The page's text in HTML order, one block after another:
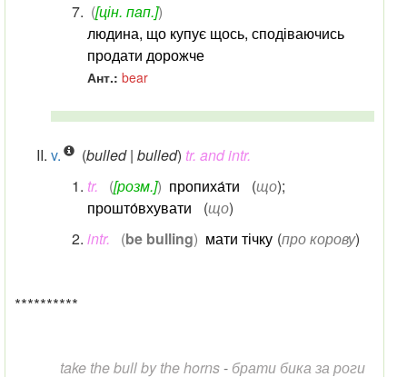
([цін. пап.])
людина, що купує щось, сподіваючись
продати дорожче
Ант.: bear
v. (bulled | bulled) tr. and intr.
tr.
([розм.]) пропиха́ти (що);
прошто́вхувати
(що)
intr.
(be bulling) мати тічку (про корову)
**********
take the bull by the horns- брати бика за роги